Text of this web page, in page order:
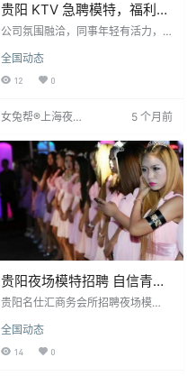
贵阳 KTV 急聘模特，福利到
位易上手＋包住宿包机票
公司氛围融洽，同事年轻有活力，
团队，既能通过努力增加收入，又
能锻炼沟通能力，并可能探索长期
活。
全国动态
12 0
女兔帮®上海夜场
5 个月前
贵阳夜场模特招聘 自信青春
圆梦舞台
贵阳名仕汇商务会所招聘夜场模
住宿报销。要求形象气质佳，165c
m以上，外形靓丽，采用日结薪资。
全国动态
14 0